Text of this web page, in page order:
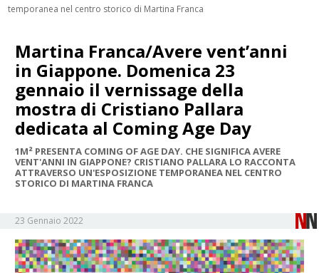
temporanea nel centro storico di Martina Franca
Martina Franca/Avere vent’anni
in Giappone. Domenica 23
gennaio il vernissage della
mostra di Cristiano Pallara
dedicata al Coming Age Day
1M² PRESENTA COMING OF AGE DAY. CHE SIGNIFICA AVERE
VENT'ANNI IN GIAPPONE? CRISTIANO PALLARA LO RACCONTA
ATTRAVERSO UN'ESPOSIZIONE TEMPORANEA NEL CENTRO
STORICO DI MARTINA FRANCA
23 Gennaio 2022